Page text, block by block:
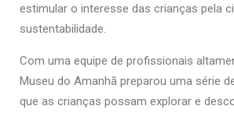
estimular o interesse das crianças pela
sustentabilidade.
Com uma equipe de profissionais
Museu do Amanhã preparou uma série
que as crianças possam explorar e